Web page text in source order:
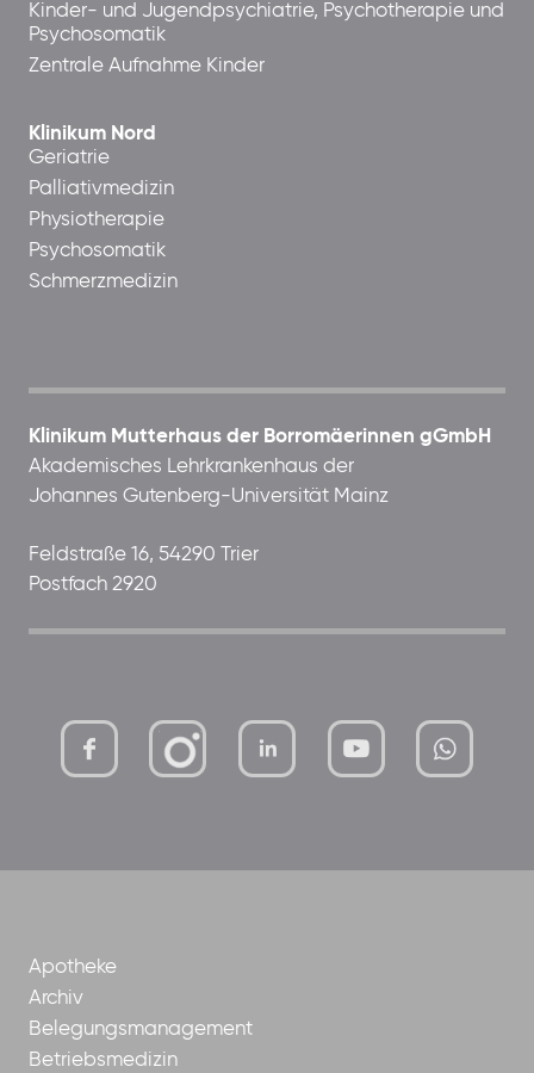
Kinder- und Jugendpsychiatrie, Psychotherapie und
Psychosomatik
Zentrale Aufnahme Kinder
Klinikum Nord
Geriatrie
Palliativmedizin
Physiotherapie
Psychosomatik
Schmerzmedizin
Klinikum Mutterhaus der Borromäerinnen gGmbH
Akademisches Lehrkrankenhaus der
Johannes Gutenberg-Universität Mainz
Feldstraße 16, 54290 Trier
Postfach 2920
mutterhaus-xMBTtqOwC1KKBww
Apotheke
Archiv
Belegungsmanagement
Betriebsmedizin